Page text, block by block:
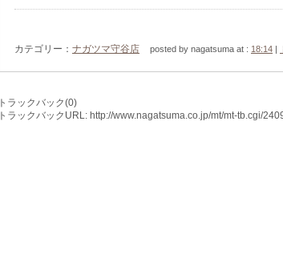
カテゴリー： ナガツマ守谷店 posted by nagatsuma at : 18:14 |
トラックバック(0)
トラックバックURL: http://www.nagatsuma.co.jp/mt/mt-tb.cgi/